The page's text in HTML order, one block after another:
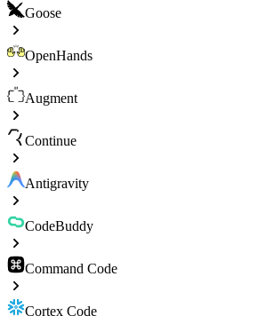
Goose
OpenHands
Augment
Continue
Antigravity
CodeBuddy
Command Code
Cortex Code